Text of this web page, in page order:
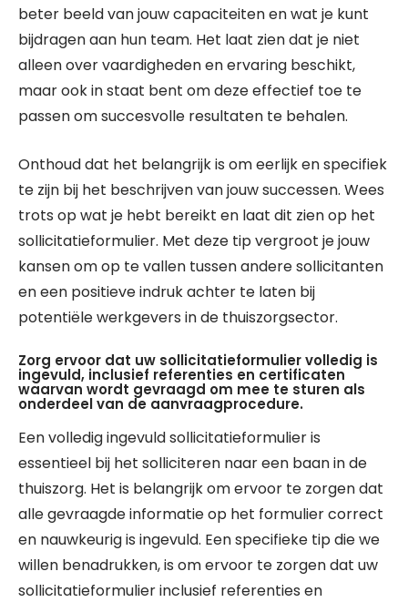
beter beeld van jouw capaciteiten en wat je kunt
bijdragen aan hun team. Het laat zien dat je niet
alleen over vaardigheden en ervaring beschikt,
maar ook in staat bent om deze effectief toe te
passen om succesvolle resultaten te behalen.
Onthoud dat het belangrijk is om eerlijk en specifiek
te zijn bij het beschrijven van jouw successen. Wees
trots op wat je hebt bereikt en laat dit zien op het
sollicitatieformulier. Met deze tip vergroot je jouw
kansen om op te vallen tussen andere sollicitanten
en een positieve indruk achter te laten bij
potentiële werkgevers in de thuiszorgsector.
Zorg ervoor dat uw sollicitatieformulier volledig is
ingevuld, inclusief referenties en certificaten
waarvan wordt gevraagd om mee te sturen als
onderdeel van de aanvraagprocedure.
Een volledig ingevuld sollicitatieformulier is
essentieel bij het solliciteren naar een baan in de
thuiszorg. Het is belangrijk om ervoor te zorgen dat
alle gevraagde informatie op het formulier correct
en nauwkeurig is ingevuld. Een specifieke tip die we
willen benadrukken, is om ervoor te zorgen dat uw
sollicitatieformulier inclusief referenties en